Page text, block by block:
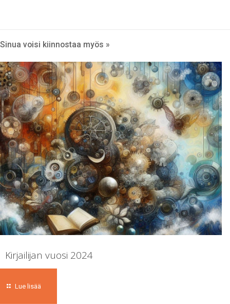
Sinua voisi kiinnostaa myös »
Kirjailijan vuosi 2024
Lue lisää